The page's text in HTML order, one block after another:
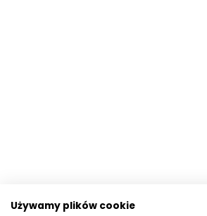
Używamy plików cookie